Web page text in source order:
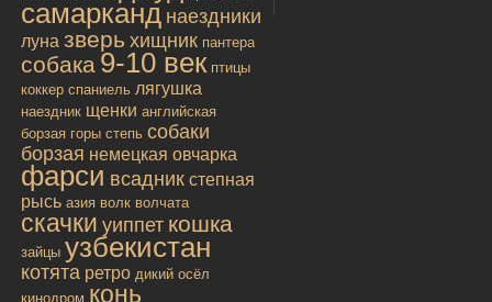
самарканд наездники
луна зверь хищник пантера
собака 9-10 век птицы
коккер спаниель лягушка
наездник щенки английская
борзая горы степь собаки
борзая немецкая овчарка
фарси всадник степная
рысь азия волк волчата
скачки уиппет кошка
зайцы узбекистан
котята ретро дикий осёл
кинодром конь